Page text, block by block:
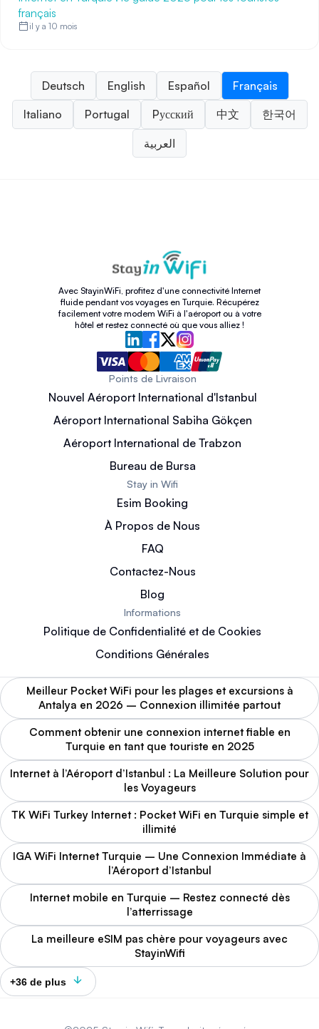
français
il y a 10 mois
Deutsch English Español
Français
Italiano
Portugal Pусский 中文 한국어
العربية
Avec StayinWiFi, profitez d'une connectivité Internet
fluide pendant vos voyages en Turquie. Récupérez
facilement votre modem WiFi à l'aéroport ou à votre
hôtel et restez connecté où que vous alliez !
Points de Livraison
Nouvel Aéroport International d'Istanbul
Aéroport International Sabiha Gökçen
Aéroport International de Trabzon
Bureau de Bursa
Stay in Wifi
Esim Booking
À Propos de Nous
FAQ
Contactez-Nous
Blog
Informations
Politique de Confidentialité et de Cookies
Conditions Générales
Meilleur Pocket WiFi pour les plages et excursions à
Antalya en 2026 – Connexion illimitée partout
Comment obtenir une connexion internet fiable en
Turquie en tant que touriste en 2025
Internet à l’Aéroport d’Istanbul : La Meilleure Solution pour
les Voyageurs
TK WiFi Turkey Internet : Pocket WiFi en Turquie simple et
illimité
IGA WiFi Internet Turquie – Une Connexion Immédiate à
l’Aéroport d’Istanbul
Internet mobile en Turquie – Restez connecté dès
l’atterrissage
La meilleure eSIM pas chère pour voyageurs avec
StayinWifi
+36 de plus